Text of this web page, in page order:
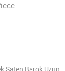
Saten Barok Uzun